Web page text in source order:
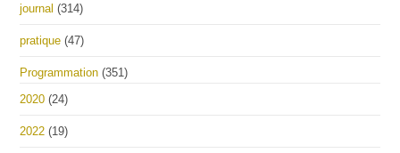
journal (314)
pratique (47)
Programmation (351)
2020 (24)
2022 (19)